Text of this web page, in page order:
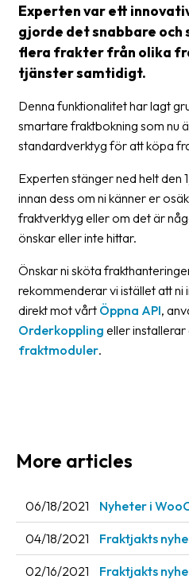
Delivery
terms
Pickups
Manuals
Downloads
Barcode
Support
the
company
About
Fraktjakt
&
News
archive
Contact
Experten var ett
gjorde det snabbare och
flera frakter från olika
tjänster samtidigt.
Denna funktionalitet har lagt
smartare fraktbokning som nu
standardverktyg för att köpa
Experten stänger ned helt den
innan dess om ni känner er
fraktverktyg eller om det är
önskar eller inte hittar.
Önskar ni sköta
rekommenderar vi istället att
direkt mot vårt Öppna API,
Orderkoppling eller
fraktmoduler.
More articles
06/18/2021 Nyheter i
04/18/2021 Fraktjakts
02/16/2021 Fraktjakts